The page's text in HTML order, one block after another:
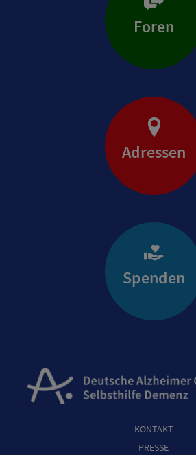
Foren
Adressen
Spenden
KONTAKT
PRESSE